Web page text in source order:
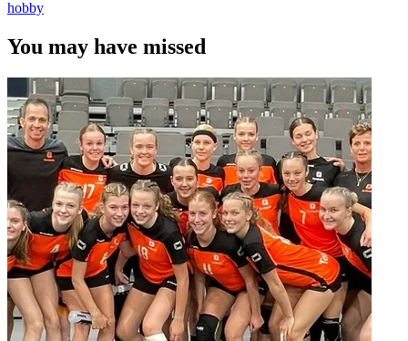
hobby
You may have missed